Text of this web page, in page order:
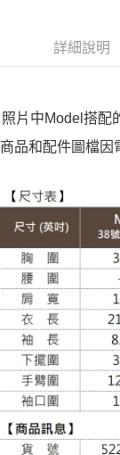
每筆NT$100，滿
每筆NT$100，滿
付款後萊爾富取貨
每筆NT$100，滿
7-11取貨付款
每筆NT$100，滿
付款後7-11取貨
每筆NT$100，滿
大嘴鳥宅配通
每筆NT$100，滿
貨到付款
每筆NT$120
詳細說明
照片中Model搭配
商品和配件圖檔因